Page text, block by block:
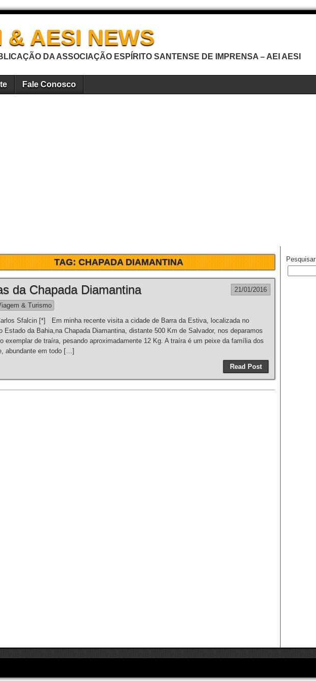
& AESI NEWS
DA ASSOCIAÇÃO ESPÍRITO SANTENSE DE IMPRENSA – AEI AESI
Fale Conosco
TAG:CHAPADA DIAMANTINA
da Chapada Diamantina 21/01/2016
& Turismo
Sfalcin [*] Em minha recente visita a cidade de Barra da Estiva, localizada no
Estado da Bahia,na Chapada Diamantina, distante 500 Km de Salvador, nos deparamos
exemplar de traíra, pesando aproximadamente 12 Kg. A traíra é um peixe da família dos
abundante em todo […]
Read Post
Pesquisar